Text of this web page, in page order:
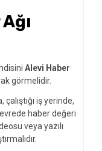
Alevi Haber
görmelidir.
iş yerinde,
haber değeri
veya yazılı